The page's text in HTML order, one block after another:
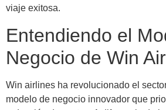
viaje exitosa.
Entendiendo el
Negocio de Win
Win airlines ha revolucionado el
modelo de negocio innovador que